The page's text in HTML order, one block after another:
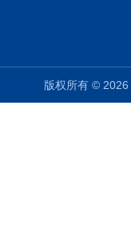
版权所有 ©